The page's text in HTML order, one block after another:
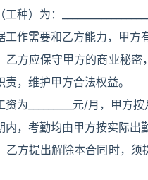
为：
需要和乙方能力，甲方有
方应保守甲方的商业秘密
，维护甲方合法权益。
_________元/月，甲方按
考勤均由甲方按实际出勤
方提出解除本合同时，须